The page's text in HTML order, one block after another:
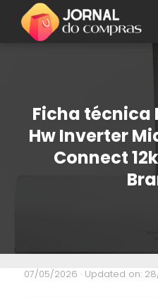
Ficha técnica
Hw Inverter
Connect
07/05/2026 · Updated on: